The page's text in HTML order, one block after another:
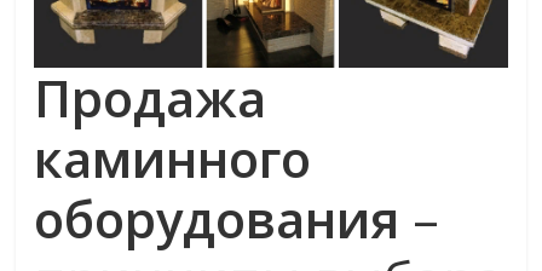
Продажа
каминного
оборудования –